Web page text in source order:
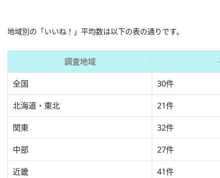
地域別の「いいね！」平均数は以下の表の通りです。
調査地域
全国 30件
北海道・東北 21件
関東 32件
中部 27件
近畿 41件